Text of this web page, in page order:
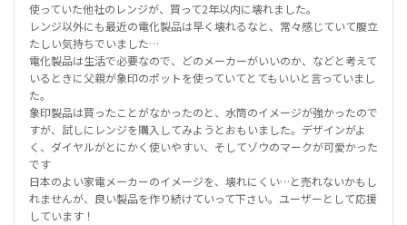
使っていた他社のレンジが、買って2年以内に壊れました。
レンジ以外にも最近の電化製品は早く壊れるなと、常々感じていて腹立
たしい気持ちでいました…
電化製品は生活で必要なので、どのメーカーがいいのか、などと考えて
いるときに父親が象印のポットを使っていてとてもいいと言っていまし
た。
象印製品は買ったことがなかったのと、水筒のイメージが強かったので
すが、試しにレンジを購入してみようとおもいました。デザインがよ
く、ダイヤルがとにかく使いやすい、そしてゾウのマークが可愛かった
です
日本のよい家電メーカーのイメージを、壊れにくい…と売れないかもし
れませんが、良い製品を作り続けていって下さい。ユーザーとして応援
しています！